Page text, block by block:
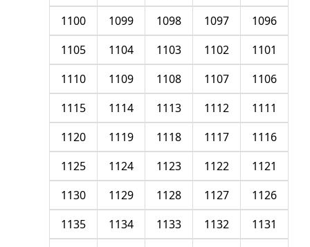
1096
1097
1098
1099
1100
1101
1102
1103
1104
1105
1106
1107
1108
1109
1110
1111
1112
1113
1114
1115
1116
1117
1118
1119
1120
1121
1122
1123
1124
1125
1126
1127
1128
1129
1130
1131
1132
1133
1134
1135